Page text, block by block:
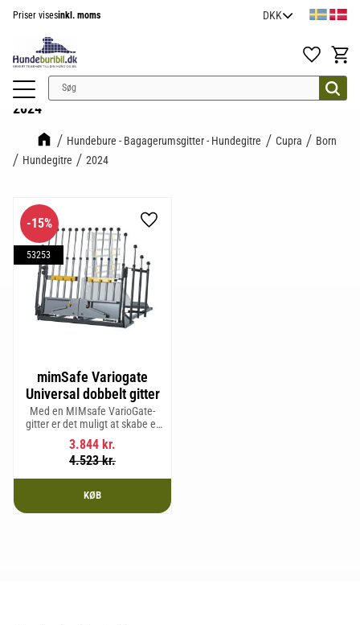
Priser visesinkl. moms
Favoritter
2024
Hundebure - Bagagerumsgitter - Hundegitre Cupra
Born
Hundegitre
2024
mimSafe Variogate
Universal dobbelt gitter
Med en MIMsafe VarioGate-
gitter er det muligt at skabe et
aflukket område i hele
bagagerummet, som kan
bruges til transport af hunde
3.844 kr.
4.523kr.
15%
53253
Gem som favorit
KØB